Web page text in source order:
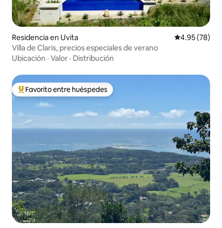
Residencia en Uvita Calificación
4.95 (78)
Villa de Claris, precios especiales de verano
Ubicación · Valor · Distribución
De los mejores en Favorito entre huéspedes
Favorito entre huéspedes